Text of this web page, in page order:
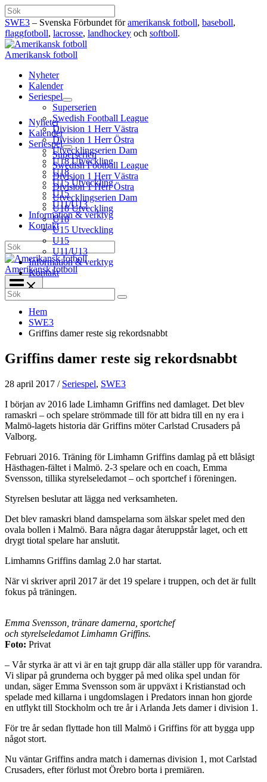
Hoppa
till
innehåll
Sök
SWE3 – Svenska Förbundet föramerikansk fotboll, baseboll,
flaggfotboll, lacrosse, landhockey och softboll.
Amerikansk fotboll
Nyheter
Kalender
Seriespel
Superserien
Swedish Football League
Division 1 Herr Västra
Division 1 Herr Östra
Utvecklingserien Dam
U18 Utveckling
U18
U15 Utveckling
U15
U11/U13
Information & verktyg
Kontakt
Sök
Amerikansk fotboll
Nyheter
Kalender
Seriespel
Superserien
Swedish Football League
Division 1 Herr Västra
Division 1 Herr Östra
Utvecklingserien Dam
U18 Utveckling
U18
U15 Utveckling
U15
U11/U13
Information & verktyg
Kontakt
Search
for:
Hem
SWE3
Griffins damer reste sig rekordsnabbt
Griffins damer reste sig rekordsnabbt
28 april 2017 / Seriespel, SWE3
I början av 2016 lade Limhamn Griffins ned damlaget. Det blev
ramaskri – och spelare strömmade till för att bidra till en ny era i
Malmö-lagets historia där Griffins möter Carlstad Crusaders på
Valborg.
Februari 2016. Träning för Limhamn Griffins damlag på ett blåsigt
Hästhagen-fältet i Malmö. 2-3 spelare och en coach, Emma
Svensson, tillika styrelseledamot – och sportchef i föreningen.
Styrelsen beslutar att lägga ned verksamheten.
Det blev ramaskri bland damspelarna som älskar spelet med den
ovala bollen i Malmö. Bara några dagar återuppstår laget, och ett
drygt tiotal spelare har anslutit.
Limhamns Griffins damlag 2.0 har startat.
När vi skriver april 2017 är det 19 spelare i truppen, och det är fullt
fokus på träningen.
Emma Svensson, tränare damerna, sportchef
och styrelseledamot Limhamn Griffins.
Foto: Privat
– Vår styrka är att vi är en tajt grupp där alla ställer upp för varandra.
Vi slipar på grunderna och bygger på med olika spel undan för
undan, säger Emma Svensson som är uppväxt i Kristianstad och
spelade med killarna i ungdomslagen i Predators innan hon gjorde
en utflykt till Stockholm och tre år i Arlanda Jets damer i division 1.
För tre år sedan flyttade hon till Malmö i Griffins för att bygga upp
något stort.
Nu väntar Griffins andra match i damernas division 1, mot Carlstad
Crusaders, efter förlust mot Örebro borta i premiären.